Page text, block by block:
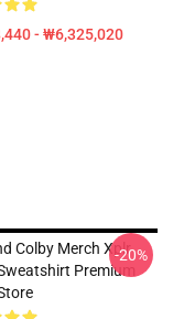
- ₩6,325,020
Colby Merch Xplr
Premium
-20%